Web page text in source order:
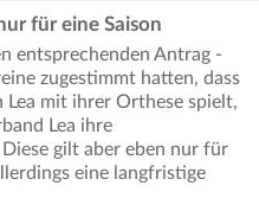
für eine Saison
entsprechenden Antrag -
zugestimmt hatten, dass
Lea mit ihrer Orthese spielt,
Lea ihre
gilt aber eben nur für
eine langfristige